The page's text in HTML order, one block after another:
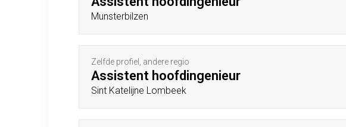
Munsterbilzen
Zelfde profiel, andere regio
Assistent hoofdingenieur
Sint Katelijne Lombeek